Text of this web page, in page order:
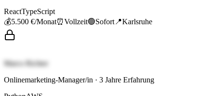
ReactTypeScript
💰5.500 €/Monat⏰Vollzeit🟢Sofort 📍Karlsruhe
Marco Richter
Onlinemarketing-Manager/in · 3 Jahre Erfahrung